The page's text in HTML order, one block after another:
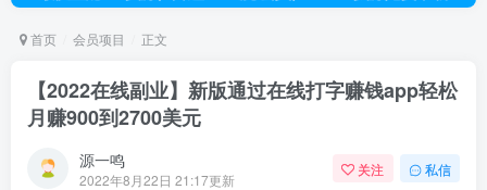
首页 会员项目 正文
【2022在线副业】新版通过在线打字赚钱app轻松
月赚900到2700美元
源一鸣
2022年8月22日 21:17更新
关注 私信